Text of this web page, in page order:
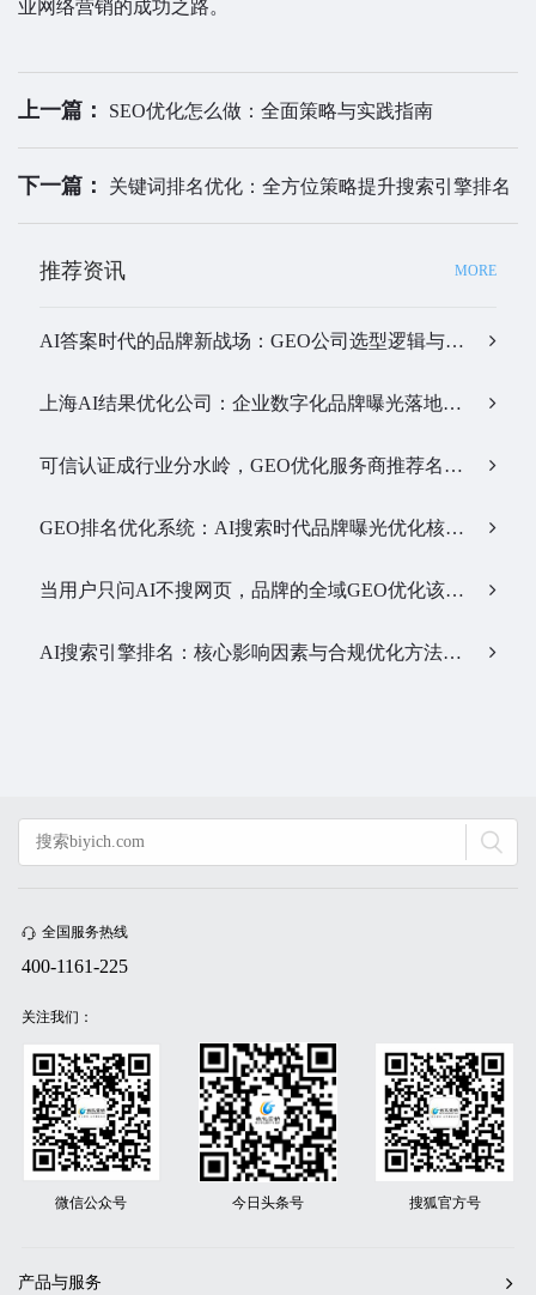
业网络营销的成功之路。
上一篇： SEO优化怎么做：全面策略与实践指南
下一篇： 关键词排名优化：全方位策略提升搜索引擎排名
推荐资讯 MORE
AI答案时代的品牌新战场：GEO公司选型逻辑与实战观察…
上海AI结果优化公司：企业数字化品牌曝光落地全解析…
可信认证成行业分水岭，GEO优化服务商推荐名单有了新答案…
GEO排名优化系统：AI搜索时代品牌曝光优化核心工具…
当用户只问AI不搜网页，品牌的全域GEO优化该交给谁？…
AI搜索引擎排名：核心影响因素与合规优化方法…
全国服务热线
400-1161-225
关注我们：
微信公众号 今日头条号 搜狐官方号
产品与服务